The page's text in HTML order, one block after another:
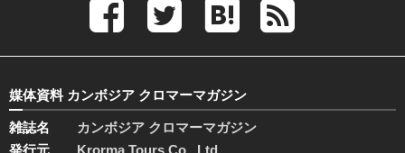
媒体資料 カンボジア クロマーマガジン
雑誌名
カンボジア クロマーマガジン
発行元
Krorma Tours Co., Ltd.